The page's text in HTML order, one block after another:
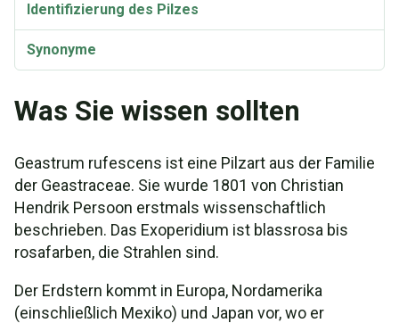
Identifizierung des Pilzes
Synonyme
Was Sie wissen sollten
Geastrum rufescens ist eine Pilzart aus der Familie
der Geastraceae. Sie wurde 1801 von Christian
Hendrik Persoon erstmals wissenschaftlich
beschrieben. Das Exoperidium ist blassrosa bis
rosafarben, die Strahlen sind.
Der Erdstern kommt in Europa, Nordamerika
(einschließlich Mexiko) und Japan vor, wo er